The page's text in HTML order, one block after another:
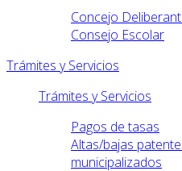
Concejo
Consejo Escolar
Trámites y Servicios
Trámites y Servicios
Pagos de tasas
Altas/bajas
municipalizados